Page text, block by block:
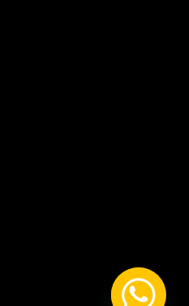
Nederlands (België)